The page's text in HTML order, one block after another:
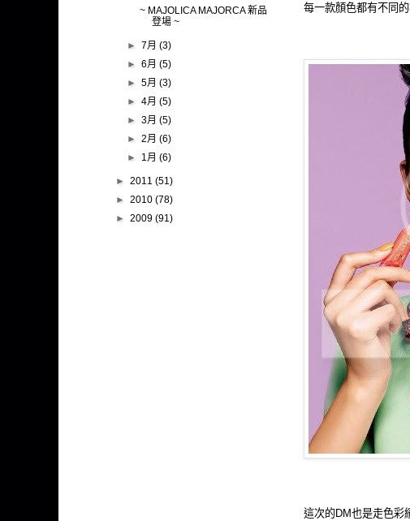
每一款顏色都有不同
這次的DM也是走色彩
~ MAJOLICA MAJORCA 新品
登場 ~
►7月(3)
►6月(5)
►5月(3)
►4月(5)
►3月(5)
►2月(6)
► 1月(6)
► 2011 (51)
► 2010 (78)
► 2009 (91)